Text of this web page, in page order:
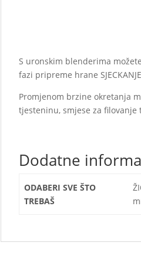
S uronskim blenderima
fazi pripreme hrane
Promjenom brzine okretanja
tjesteninu, smjese za filovanje
Dodatne
ODABERI SVE ŠTO
TREBAŠ